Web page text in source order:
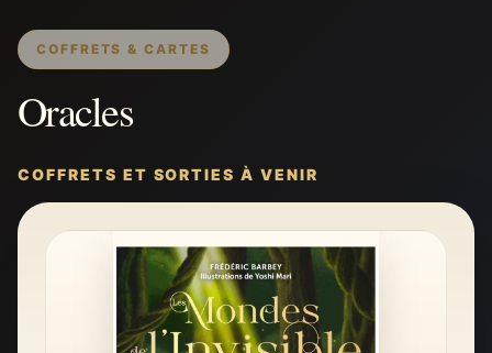
COFFRETS & CARTES
Oracles
COFFRETS ET SORTIES À VENIR